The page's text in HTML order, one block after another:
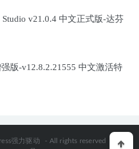
Studio v21.0.4 中文正式版-达芬
版-v12.8.2.21555 中文激活特
强力驱动
- All rights reserved